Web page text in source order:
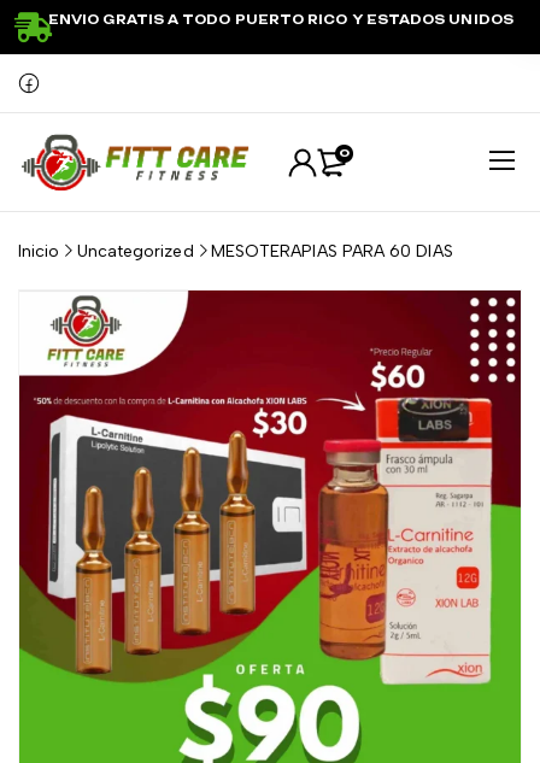
ENVIO GRATIS A TODO PUERTO RICO Y ESTADOS UNIDOS
0
Inicio Uncategorized MESOTERAPIAS PARA 60 DIAS